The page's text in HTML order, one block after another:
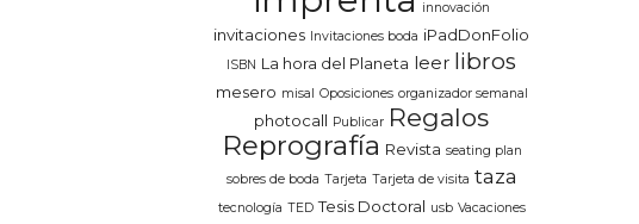
innovación
invitaciones Invitaciones boda iPadDonFolio
ISBN La hora del Planeta leer libros
mesero misal Oposiciones organizador semanal
photocall Publicar Regalos
Reprografía Revista seating plan
sobres de boda Tarjeta Tarjeta de visita taza
tecnología TED Tesis Doctoral usb Vacaciones